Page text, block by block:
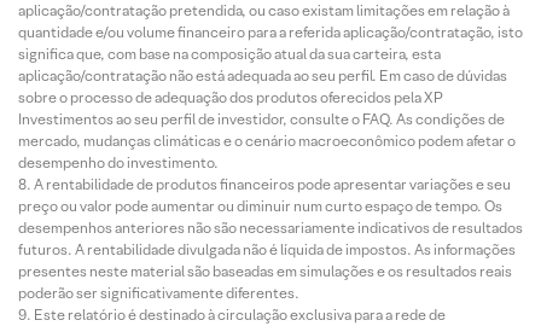
aplicação/contratação pretendida, ou caso existam limitações em relação à
quantidade e/ou volume financeiro para a referida aplicação/contratação, isto
significa que, com base na composição atual da sua carteira, esta
aplicação/contratação não está adequada ao seu perfil. Em caso de dúvidas
sobre o processo de adequação dos produtos oferecidos pela XP
Investimentos ao seu perfil de investidor, consulte o FAQ. As condições de
mercado, mudanças climáticas e o cenário macroeconômico podem afetar o
desempenho do investimento.
A rentabilidade de produtos financeiros pode apresentar variações e seu
preço ou valor pode aumentar ou diminuir num curto espaço de tempo. Os
desempenhos anteriores não são necessariamente indicativos de resultados
futuros. A rentabilidade divulgada não é líquida de impostos. As informações
presentes neste material são baseadas em simulações e os resultados reais
poderão ser significativamente diferentes.
Este relatório é destinado à circulação exclusiva para a rede de